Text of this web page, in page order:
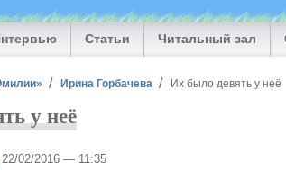
Статьи Читальный зал
Ирина Горбачева Их было девять у неё
у неё
, 22/02/2016 — 11:35